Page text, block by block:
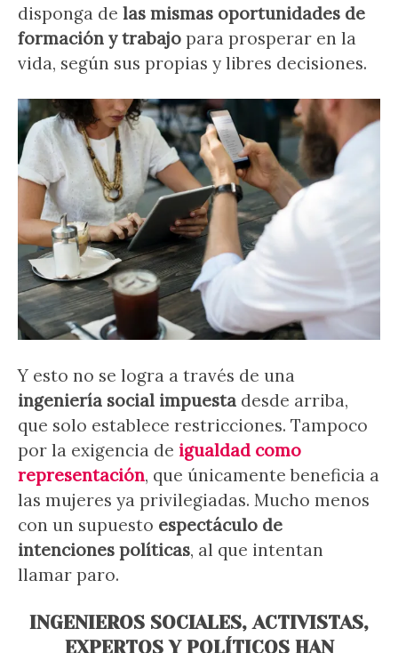
disponga de las mismas oportunidades de
formación y trabajo para prosperar en la
vida, según sus propias y libres decisiones.
Y esto no se logra a través de una
ingeniería social impuesta desde arriba,
que solo establece restricciones. Tampoco
por la exigencia de igualdad como
representación, que únicamente beneficia a
las mujeres ya privilegiadas. Mucho menos
con un supuesto espectáculo de
intenciones políticas, al que intentan
llamar paro.
INGENIEROS SOCIALES, ACTIVISTAS,
EXPERTOS Y POLÍTICOS HAN